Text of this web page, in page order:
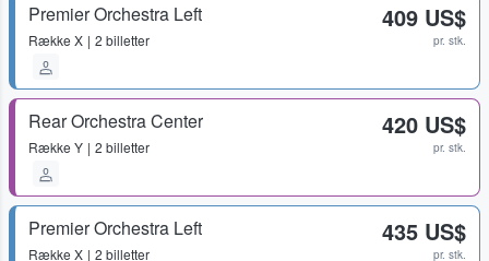
Premier Orchestra Left
Række X 2 billetter
409 US$
pr. stk.
Rear Orchestra Center
Række Y 2 billetter
420 US$
pr. stk.
Premier Orchestra Left
Række X 2 billetter
435 US$
pr. stk.